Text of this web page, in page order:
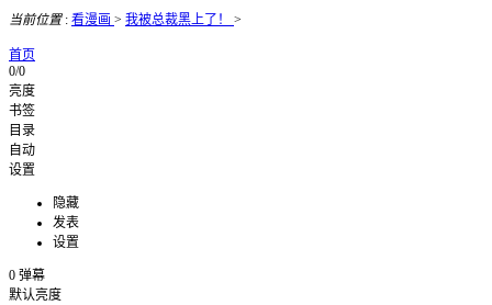
当前位置: 看漫画 > 我被总裁黑上了！ >
首页
0/0
亮度
书签
目录
自动
设置
隐藏
发表
设置
0 弹幕
默认亮度